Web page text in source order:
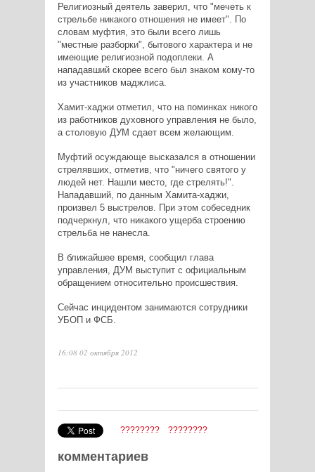
Религиозный деятель заверил, что "мечеть к
стрельбе никакого отношения не имеет". По
словам муфтия, это были всего лишь
"местные разборки", бытового характера и не
имеющие религиозной подоплеки. А
нападавший скорее всего был знаком кому-то
из участников маджлиса.
Хамит-хаджи отметил, что на поминках никого
из работников духовного управления не было,
а столовую ДУМ сдает всем желающим.
Муфтий осуждающе высказался в отношении
стрелявших, отметив, что "ничего святого у
людей нет. Нашли место, где стрелять!".
Нападавший, по данным Хамита-хаджи,
произвел 5 выстрелов. При этом собеседник
подчеркнул, что никакого ущерба строению
стрельба не нанесла.
В ближайшее время, сообщил глава
управления, ДУМ выступит с официальным
обращением относительно происшествия.
Сейчас инцидентом занимаются сотрудники
УБОП и ФСБ.
16:08 02 октября 2012
???????? ????????
комментариев